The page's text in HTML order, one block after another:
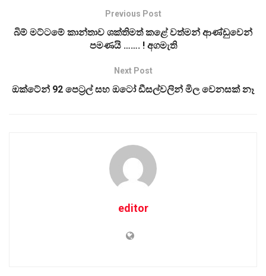
Previous Post
බිම් මට්ටමේ කාන්තාව ශක්තිමත් කළේ වත්මන් ආණ්ඩුවෙන්
පමණයි ……. ! අගමැති
Next Post
ඔක්ටේන් 92 පෙට්‍රල් සහ ඔටෝ ඩීසල්වලින් මිල වෙනසක් නෑ
editor